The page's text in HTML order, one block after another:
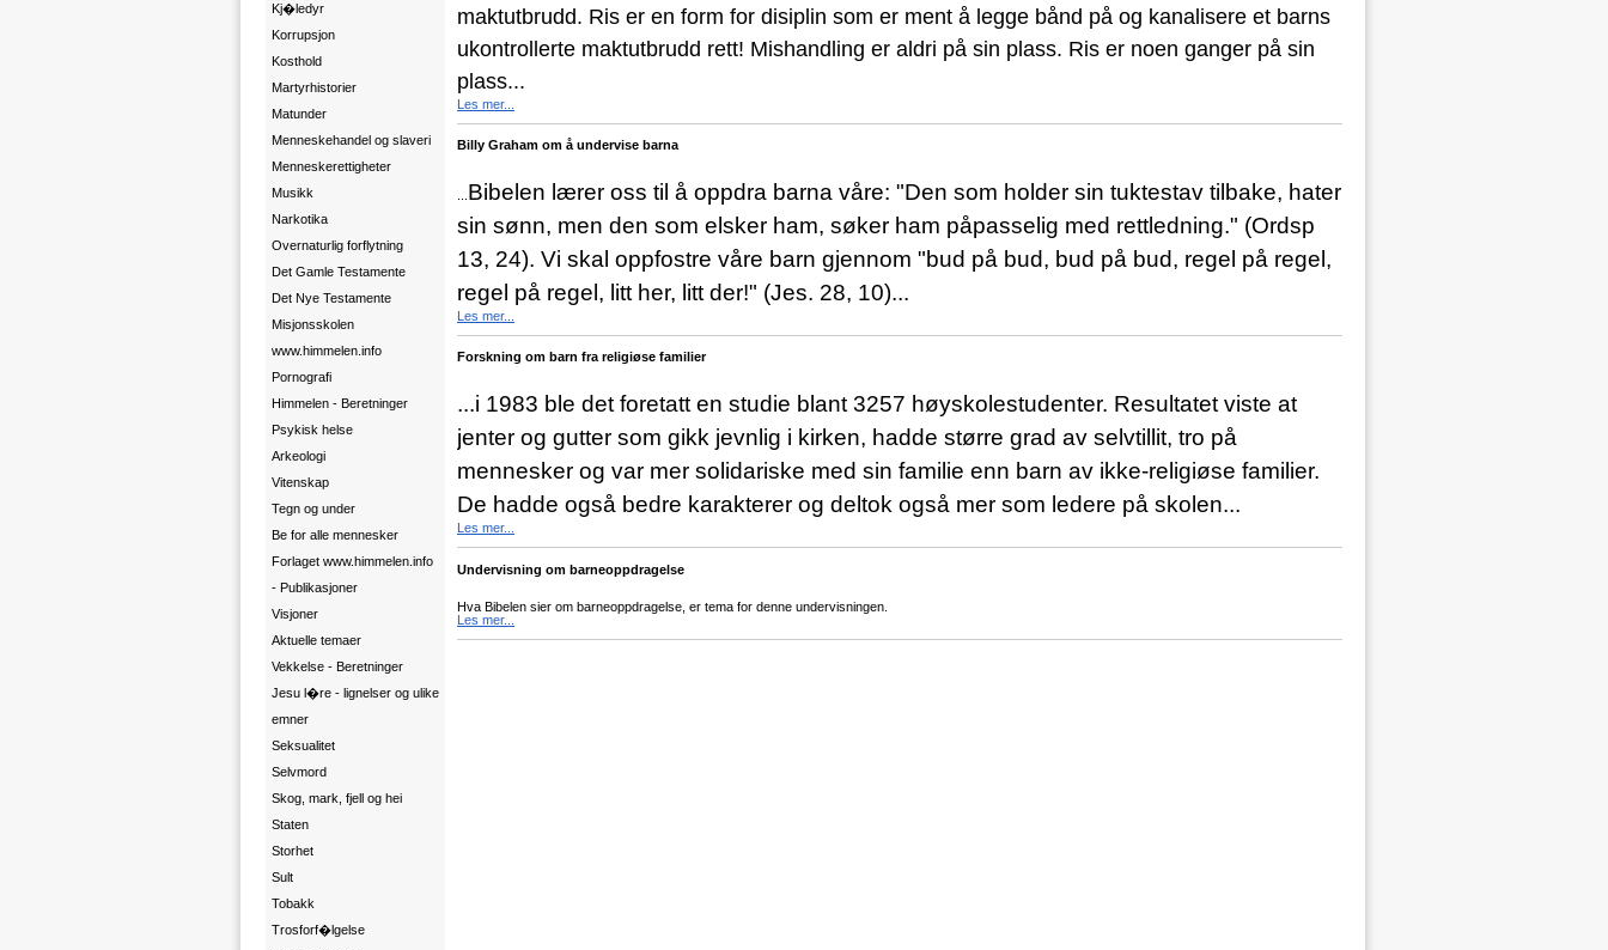
Kj�ledyr
Korrupsjon
Kosthold
Martyrhistorier
Matunder
Menneskehandel og slaveri
Menneskerettigheter
Musikk
Narkotika
Overnaturlig forflytning
Det Gamle Testamente
Det Nye Testamente
Misjonsskolen
www.himmelen.info
Pornografi
Himmelen - Beretninger
Psykisk helse
Arkeologi
Vitenskap
Tegn og under
Be for alle mennesker
Forlaget www.himmelen.info
- Publikasjoner
Visjoner
Aktuelle temaer
Vekkelse - Beretninger
Jesu l�re - lignelser og ulike
emner
Seksualitet
Selvmord
Skog, mark, fjell og hei
Staten
Storhet
Sult
Tobakk
Trosforf�lgelse
maktutbrudd. Ris er en form for disiplin som er ment å legge bånd på og kanalisere et barns
ukontrollerte maktutbrudd rett! Mishandling er aldri på sin plass. Ris er noen ganger på sin
plass...
Les mer...
Billy Graham om å undervise barna
Bibelen lærer oss til å oppdra barna våre: "Den som holder sin tuktestav tilbake, hater
sin sønn, men den som elsker ham, søker ham påpasselig med rettledning." (Ordsp
13, 24). Vi skal oppfostre våre barn gjennom "bud på bud, bud på bud, regel på regel,
regel på regel, litt her, litt der!" (Jes. 28, 10)...
Les mer...
Forskning om barn fra religiøse familier
...i 1983 ble det foretatt en studie blant 3257 høyskolestudenter. Resultatet viste at
jenter og gutter som gikk jevnlig i kirken, hadde større grad av selvtillit, tro på
mennesker og var mer solidariske med sin familie enn barn av ikke-religiøse familier.
De hadde også bedre karakterer og deltok også mer som ledere på skolen...
Les mer...
Undervisning om barneoppdragelse
Hva Bibelen sier om barneoppdragelse, er tema for denne undervisningen.
Les mer...